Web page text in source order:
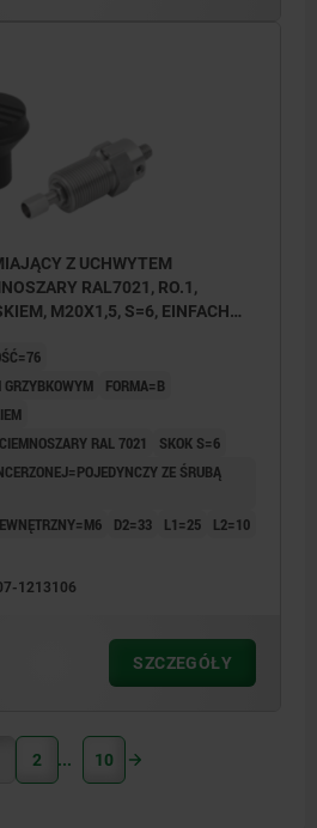
Z UCHWYTEM
RAL7021, RO.1,
M20X1,5, S=6, EINFACH
FORMA=B
RAL 7021
SKOK S=6
ZE ŚRUBĄ
D2=33 L1=25
L2=10
1213106
SZCZEGÓŁY
2 10